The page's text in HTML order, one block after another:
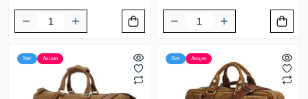
Хит Акция Хит Акция